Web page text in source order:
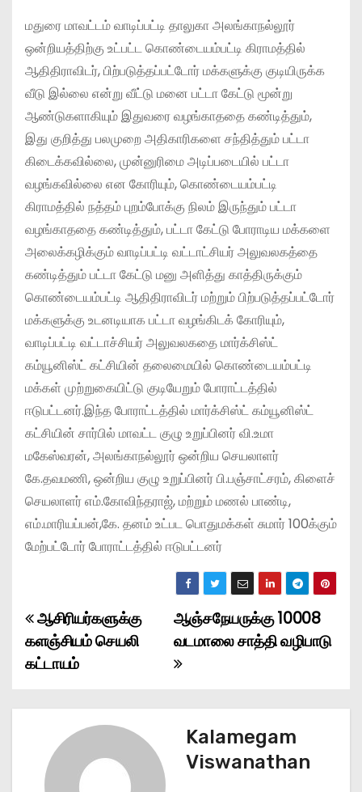
மதுரை மாவட்டம் வாடிப்பட்டி தாலுகா அலங்காநல்லூர்
ஒன்றியத்திற்கு உட்பட்ட கொண்டையம்பட்டி கிராமத்தில்
ஆதிதிராவிடர், பிற்படுத்தப்பட்டோர் மக்களுக்கு குடியிருக்க
வீடு இல்லை என்று வீட்டு மனை பட்டா கேட்டு மூன்று
ஆண்டுகளாகியும் இதுவரை வழங்காததை கண்டித்தும்,
இது குறித்து பலமுறை அதிகாரிகளை சந்தித்தும் பட்டா
கிடைக்கவில்லை, முன்னுரிமை அடிப்படையில் பட்டா
வழங்கவில்லை என கோரியும், கொண்டையம்பட்டி
கிராமத்தில் நத்தம் புறம்போக்கு நிலம் இருந்தும் பட்டா
வழங்காததை கண்டித்தும், பட்டா கேட்டு போராடிய மக்களை
அலைக்கழிக்கும் வாடிப்பட்டி வட்டாட்சியர் அலுவலகத்தை
கண்டித்தும் பட்டா கேட்டு மனு அளித்து காத்திருக்கும்
கொண்டையம்பட்டி ஆதிதிராவிடர் மற்றும் பிற்படுத்தப்பட்டோர்
மக்களுக்கு உடனடியாக பட்டா வழங்கிடக் கோரியும்,
வாடிப்பட்டி வட்டாச்சியர் அலுவலகதை மார்க்சிஸ்ட்
கம்யூனிஸ்ட் கட்சியின் தலைமையில் கொண்டையம்பட்டி
மக்கள் முற்றுகையிட்டு குடியேறும் போராட்டத்தில்
ஈடுபட்டனர்.இந்த போராட்டத்தில் மார்க்சிஸ்ட் கம்யூனிஸ்ட்
கட்சியின் சார்பில் மாவட்ட குழு உறுப்பினர் வி.உமா
மகேஸ்வரன், அலங்காநல்லூர் ஒன்றிய செயலாளர்
கே.தவமணி, ஒன்றிய குழு உறுப்பினர் பி.பஞ்சாட்சரம், கிளைச்
செயலாளர் எம்.கோவிந்தராஜ், மற்றும் மணல் பாண்டி,
எம்.மாரியப்பன்,கே. தனம் உட்பட பொதுமக்கள் சுமார் 100க்கும்
மேற்பட்டோர் போராட்டத்தில் ஈடுபட்டனர்
P
o
ஆஞ்சநேயருக்கு 10008
வடமாலை சாத்தி வழிபாடு
ஆசிரியர்களுக்கு
களஞ்சியம் செயலி
கட்டாயம்
Kalamegam
Viswanathan